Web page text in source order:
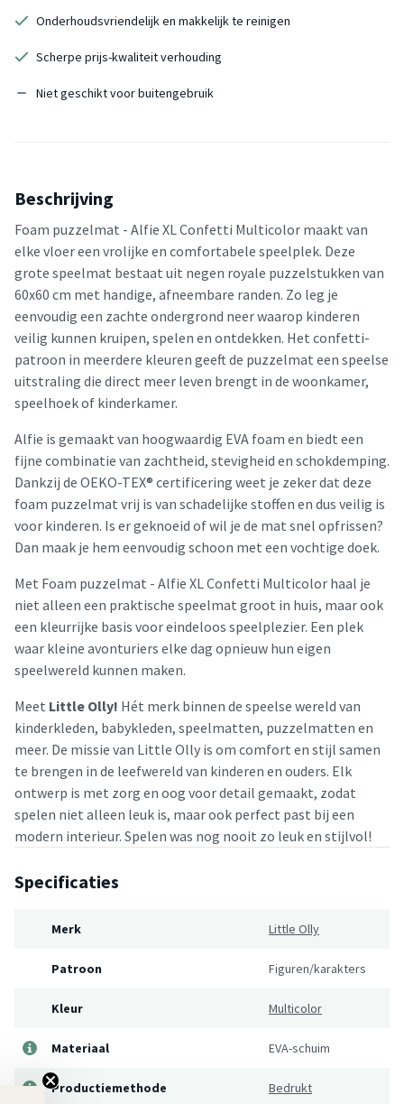
Onderhoudsvriendelijk en makkelijk te reinigen
Scherpe prijs-kwaliteit verhouding
Niet geschikt voor buitengebruik
Beschrijving
Foam puzzelmat - Alfie XL Confetti Multicolor maakt van
elke vloer een vrolijke en comfortabele speelplek. Deze
grote speelmat bestaat uit negen royale puzzelstukken van
60x60 cm met handige, afneembare randen. Zo leg je
eenvoudig een zachte ondergrond neer waarop kinderen
veilig kunnen kruipen, spelen en ontdekken. Het confetti-
patroon in meerdere kleuren geeft de puzzelmat een speelse
uitstraling die direct meer leven brengt in de woonkamer,
speelhoek of kinderkamer.
Alfie is gemaakt van hoogwaardig EVA foam en biedt een
fijne combinatie van zachtheid, stevigheid en schokdemping.
Dankzij de OEKO-TEX® certificering weet je zeker dat deze
foam puzzelmat vrij is van schadelijke stoffen en dus veilig is
voor kinderen. Is er geknoeid of wil je de mat snel opfrissen?
Dan maak je hem eenvoudig schoon met een vochtige doek.
Met Foam puzzelmat - Alfie XL Confetti Multicolor haal je
niet alleen een praktische speelmat groot in huis, maar ook
een kleurrijke basis voor eindeloos speelplezier. Een plek
waar kleine avonturiers elke dag opnieuw hun eigen
speelwereld kunnen maken.
Meet Little Olly! Hét merk binnen de speelse wereld van
kinderkleden, babykleden, speelmatten, puzzelmatten en
meer. De missie van Little Olly is om comfort en stijl samen
te brengen in de leefwereld van kinderen en ouders. Elk
ontwerp is met zorg en oog voor detail gemaakt, zodat
spelen niet alleen leuk is, maar ook perfect past bij een
modern interieur. Spelen was nog nooit zo leuk en stijlvol!
Specificaties
Merk Little Olly
Patroon Figuren/karakters
Kleur Multicolor
Materiaal EVA-schuim
Productiemethode Bedrukt